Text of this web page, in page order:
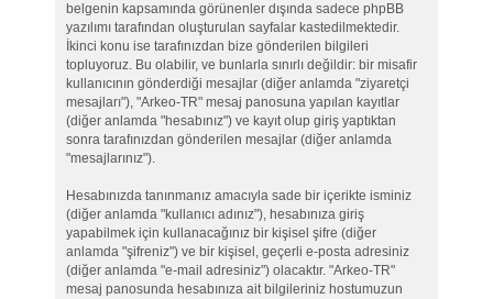
belgenin kapsamında görünenler dışında sadece phpBB
yazılımı tarafından oluşturulan sayfalar kastedilmektedir.
İkinci konu ise tarafınızdan bize gönderilen bilgileri
topluyoruz. Bu olabilir, ve bunlarla sınırlı değildir: bir misafir
kullanıcının gönderdiği mesajlar (diğer anlamda "ziyaretçi
mesajları"), "Arkeo-TR" mesaj panosuna yapılan kayıtlar
(diğer anlamda "hesabınız") ve kayıt olup giriş yaptıktan
sonra tarafınızdan gönderilen mesajlar (diğer anlamda
"mesajlarınız").
Hesabınızda tanınmanız amacıyla sade bir içerikte isminiz
(diğer anlamda "kullanıcı adınız"), hesabınıza giriş
yapabilmek için kullanacağınız bir kişisel şifre (diğer
anlamda "şifreniz") ve bir kişisel, geçerli e-posta adresiniz
(diğer anlamda "e-mail adresiniz") olacaktır. "Arkeo-TR"
mesaj panosunda hesabınıza ait bilgileriniz hostumuzun